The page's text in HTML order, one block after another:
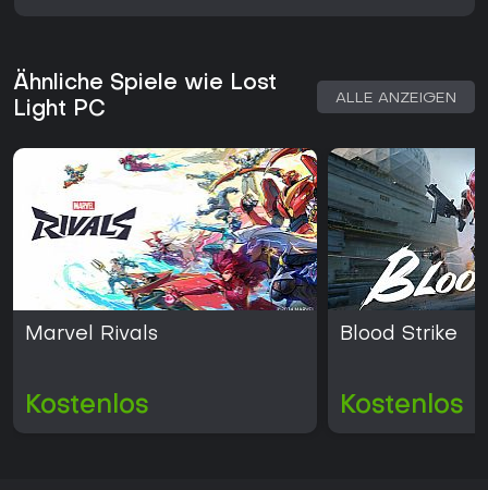
Ähnliche Spiele wie Lost
Light PC
ALLE ANZEIGEN
Marvel Rivals
Kostenlos
Blood Strike
Kostenlos